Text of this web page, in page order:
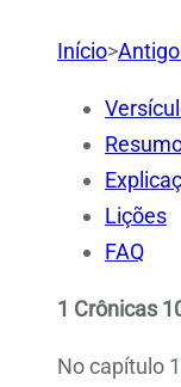
Início>
Lições
FAQ
1 Crônicas
No capítulo